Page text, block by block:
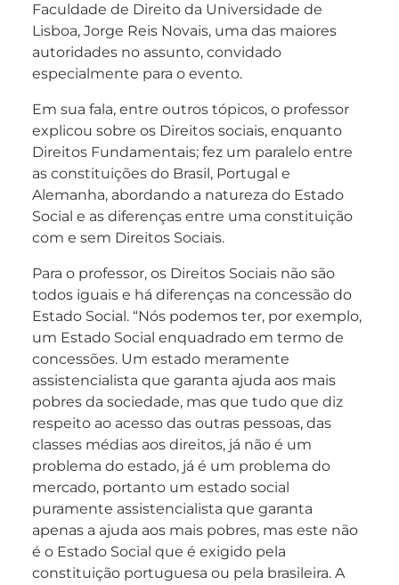
Faculdade de Direito da Universidade de
Lisboa, Jorge Reis Novais, uma das maiores
autoridades no assunto, convidado
especialmente para o evento.
Em sua fala, entre outros tópicos, o professor
explicou sobre os Direitos sociais, enquanto
Direitos Fundamentais; fez um paralelo entre
as constituições do Brasil, Portugal e
Alemanha, abordando a natureza do Estado
Social e as diferenças entre uma constituição
com e sem Direitos Sociais.
Para o professor, os Direitos Sociais não são
todos iguais e há diferenças na concessão do
Estado Social. “Nós podemos ter, por exemplo,
um Estado Social enquadrado em termo de
concessões. Um estado meramente
assistencialista que garanta ajuda aos mais
pobres da sociedade, mas que tudo que diz
respeito ao acesso das outras pessoas, das
classes médias aos direitos, já não é um
problema do estado, já é um problema do
mercado, portanto um estado social
puramente assistencialista que garanta
apenas a ajuda aos mais pobres, mas este não
é o Estado Social que é exigido pela
constituição portuguesa ou pela brasileira. A